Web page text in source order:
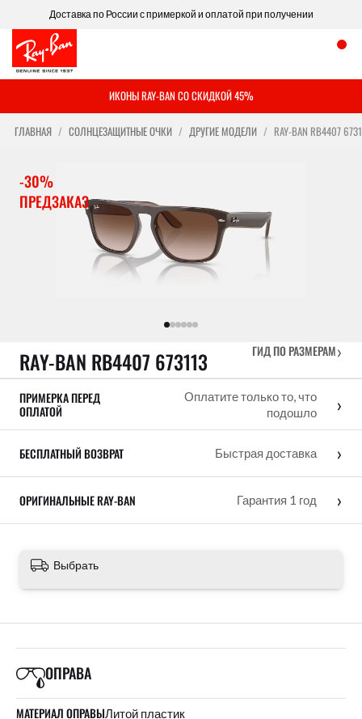
Доставка по России с примеркой и оплатой при получении
ИКОНЫ RAY-BAN СО СКИДКОЙ 45%
ГЛАВНАЯ СОЛНЦЕЗАЩИТНЫЕ ОЧКИ ДРУГИЕ МОДЕЛИ RAY-BAN RB4407
-30%
ПРЕДЗАКАЗ
RAY-BAN RB4407 673113 ГИД ПО РАЗМЕРАМ›
ПРИМЕРКА ПЕРЕД
ОПЛАТОЙ
Оплатите только то, что
подошло
›
БЕСПЛАТНЫЙ ВОЗВРАТ Быстрая доставка ›
ОРИГИНАЛЬНЫЕ RAY-BAN Гарантия 1 год ›
Выбрать
ОПРАВА
МАТЕРИАЛ ОПРАВЫЛитой пластик